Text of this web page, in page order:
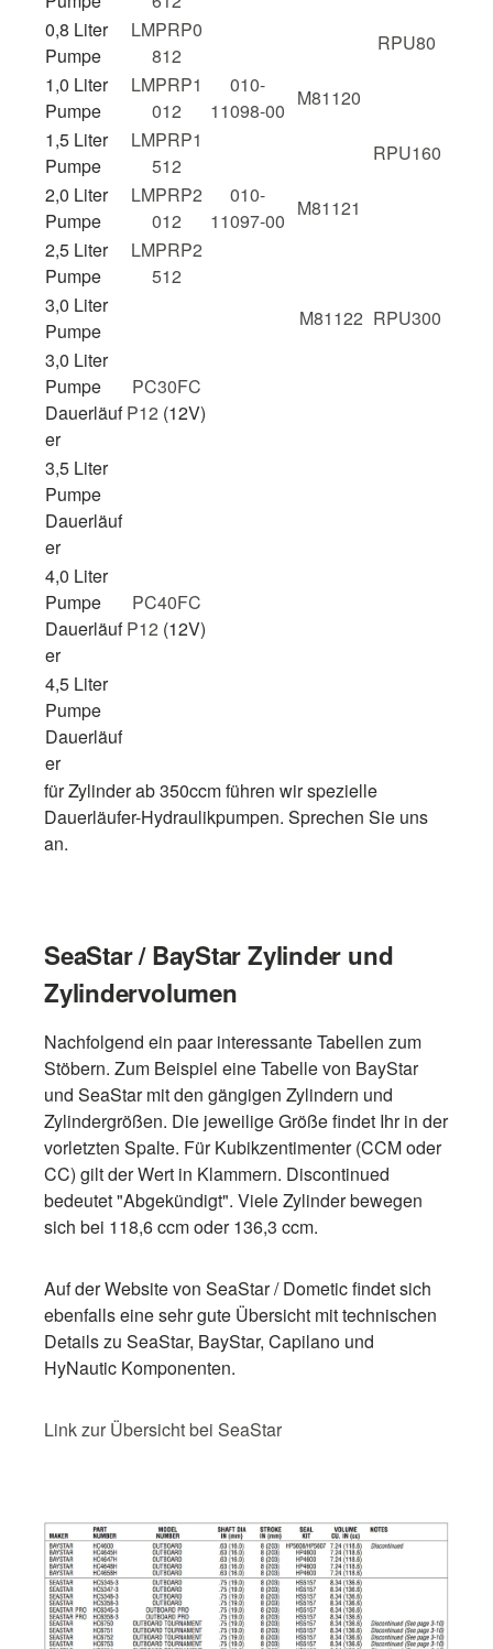
0,8 Liter
Pumpe
LMPRP0
812
RPU80
1,0 Liter
Pumpe
LMPRP1
012
010-
11098-00
M81120
1,5 Liter
Pumpe
LMPRP1
512
RPU160
2,0 Liter
Pumpe
LMPRP2
012
010-
11097-00
M81121
2,5 Liter
Pumpe
LMPRP2
512
3,0 Liter
Pumpe
M81122 RPU300
3,0 Liter
Pumpe
Dauerläuf
er
PC30FC
P12 (12V)
3,5 Liter
Pumpe
Dauerläuf
er
4,0 Liter
Pumpe
Dauerläuf
er
PC40FC
P12 (12V)
4,5 Liter
Pumpe
Dauerläuf
er
für Zylinder ab 350ccm führen wir spezielle
Dauerläufer-Hydraulikpumpen. Sprechen Sie uns
an.
SeaStar / BayStar Zylinder und
Zylindervolumen
Nachfolgend ein paar interessante Tabellen zum
Stöbern. Zum Beispiel eine Tabelle von BayStar
und SeaStar mit den gängigen Zylindern und
Zylindergrößen. Die jeweilige Größe findet Ihr in der
vorletzten Spalte. Für Kubikzentimenter (CCM oder
CC) gilt der Wert in Klammern. Discontinued
bedeutet "Abgekündigt". Viele Zylinder bewegen
sich bei 118,6 ccm oder 136,3 ccm.
Auf der Website von SeaStar / Dometic findet sich
ebenfalls eine sehr gute Übersicht mit technischen
Details zu SeaStar, BayStar, Capilano und
HyNautic Komponenten.
Link zur Übersicht bei SeaStar